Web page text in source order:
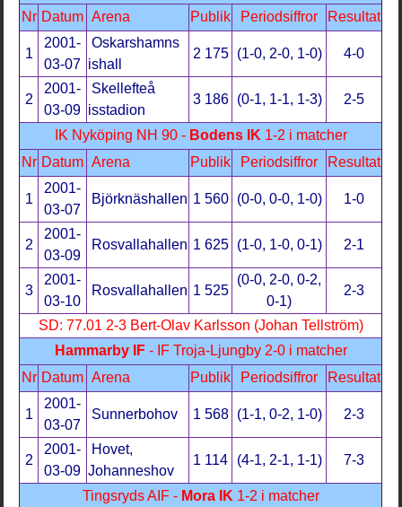
Nr Datum Arena Publik Periodsiffror Resultat
1
2001-
03-07
Oskarshamns
ishall
2 175 (1-0, 2-0, 1-0) 4-0
2
2001-
03-09
Skellefteå
isstadion
3 186 (0-1, 1-1, 1-3) 2-5
IK Nyköping NH 90 - Bodens IK 1-2 i matcher
Nr Datum Arena Publik Periodsiffror Resultat
1
2001-
03-07
Björknäshallen 1 560 (0-0, 0-0, 1-0) 1-0
2
2001-
03-09
Rosvallahallen 1 625 (1-0, 1-0, 0-1) 2-1
3
2001-
03-10
Rosvallahallen 1 525
(0-0, 2-0, 0-2,
0-1)
2-3
SD: 77.01 2-3 Bert-Olav Karlsson (Johan Tellström)
Hammarby IF- IF Troja-Ljungby 2-0 i matcher
Nr Datum Arena Publik Periodsiffror Resultat
1
2001-
03-07
Sunnerbohov 1 568 (1-1, 0-2, 1-0) 2-3
2
2001-
03-09
Hovet,
Johanneshov
1 114 (4-1, 2-1, 1-1) 7-3
Tingsryds AIF - Mora IK 1-2 i matcher